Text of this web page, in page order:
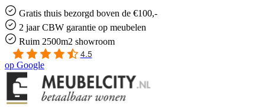
Gratis thuis bezorgd boven de €100,-
2 jaar CBW garantie op meubelen
Ruim 2500m2 showroom
4.5
op Google